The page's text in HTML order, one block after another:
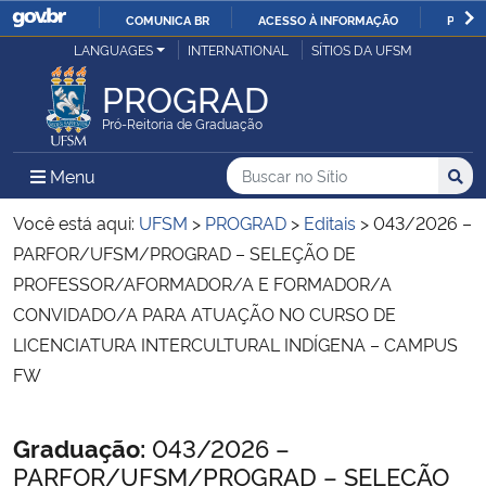
IR
O
COMUNICA BR ACESSO À INFORMAÇÃO
Ministério da Justiça e Segurança Pública
Ministério da Defesa
Ministério das Relações Exteriores
Ministério da Economia
Ministério da Educação
LANGUAGES INTERNATIONAL SÍTIOS DA UFSM
PROGRAD
Pró-Reitoria de Graduação
Menu Menu Principal do Sítio
Busca
Buscar no no Sítio
Busca:
Você está aqui: UFSM > PROGRAD > Editais >043/2026 –
PARFOR/UFSM/PROGRAD – SELEÇÃO DE
PROFESSOR/AFORMADOR/A E FORMADOR/A
CONVIDADO/A PARA ATUAÇÃO NO CURSO DE
LICENCIATURA INTERCULTURAL INDÍGENA – CAMPUS
FW
Início do conteúdo
Graduação: 043/2026 –
PARFOR/UFSM/PROGRAD – SELEÇÃO